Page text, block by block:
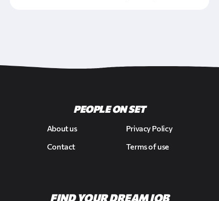
PEOPLE ON SET
About us
Contact
Privacy Policy
Terms of use
FIND YOUR DREAM JOB